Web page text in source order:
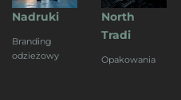
Nadruki
Branding
odzieżowy
North
Tradi
Opakowania